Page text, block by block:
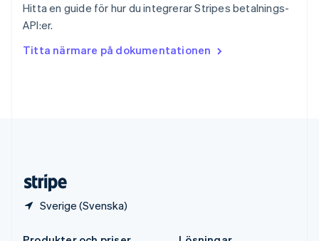
Hitta en guide för hur du integrerar Stripes betalnings-
API:er.
Titta närmare på dokumentationen
Sverige (Svenska)
Thailand
ไทย
English